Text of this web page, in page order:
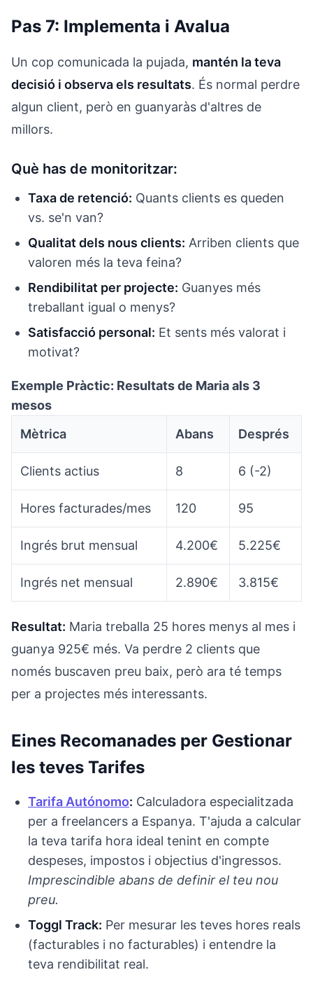
Pas 7: Implementa i Avalua
Un cop comunicada la pujada, mantén la teva
decisió i observa els resultats. És normal perdre
algun client, però en guanyaràs d'altres de
millors.
Què has de monitoritzar:
Taxa de retenció: Quants clients es queden
vs. se'n van?
Qualitat dels nous clients: Arriben clients que
valoren més la teva feina?
Rendibilitat per projecte: Guanyes més
treballant igual o menys?
Satisfacció personal: Et sents més valorat i
motivat?
Exemple Pràctic: Resultats de Maria als 3
mesos
Mètrica
Abans Després
Clients actius 8 6 (-2)
Hores facturades/mes 120 95
Ingrés brut mensual 4.200€ 5.225€
Ingrés net mensual 2.890€ 3.815€
Resultat: Maria treballa 25 hores menys al mes i
guanya 925€ més. Va perdre 2 clients que
només buscaven preu baix, però ara té temps
per a projectes més interessants.
Eines Recomanades per Gestionar
les teves Tarifes
Tarifa Autónomo: Calculadora especialitzada
per a freelancers a Espanya. T'ajuda a calcular
la teva tarifa hora ideal tenint en compte
despeses, impostos i objectius d'ingressos.
Imprescindible abans de definir el teu nou
preu.
Toggl Track: Per mesurar les teves hores reals
(facturables i no facturables) i entendre la
teva rendibilitat real.